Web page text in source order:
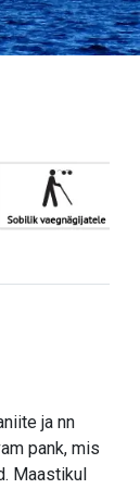
ja nn
pank, mis
Maastikul